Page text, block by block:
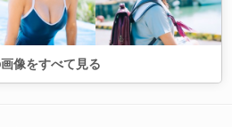
像をすべて見る